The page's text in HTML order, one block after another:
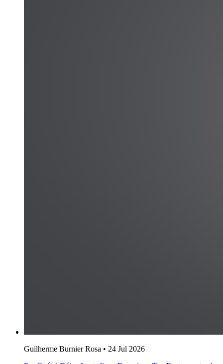
Guilherme Burnier Rosa • 24 Jul 2026